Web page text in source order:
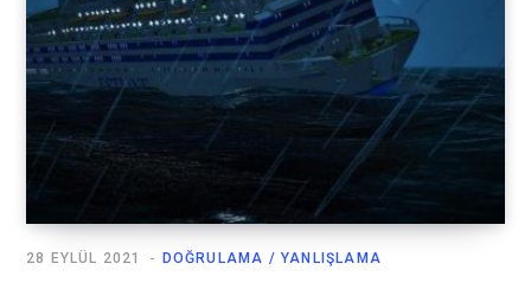
DOĞRULAMA / YANLIŞLAMA
28 EYLÜL 2021